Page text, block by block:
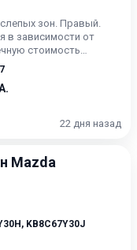
зон. Правый.
в зависимости от
стоимость
22 дня назад
Mazda
, KB8C67Y30J